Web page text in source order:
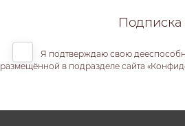
Подписка
Я подтверждаю свою
размещённой в подразделе сайта